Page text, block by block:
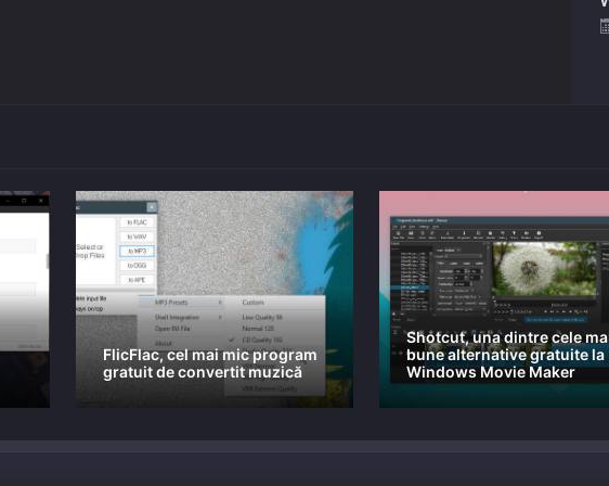
FlicFlac, cel mai mic program
gratuit de convertit muzică
Shotcut, una dintre cele
bune alternative gratuite la
Windows Movie Maker